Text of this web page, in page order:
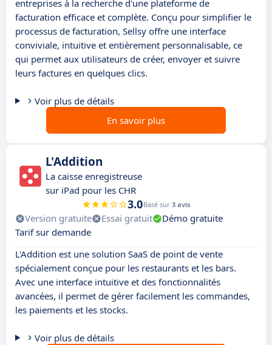
entreprises à la recherche d'une plateforme de
facturation efficace et complète. Conçu pour simplifier le
processus de facturation, Sellsy offre une interface
conviviale, intuitive et entièrement personnalisable, ce
qui permet aux utilisateurs de créer, envoyer et suivre
leurs factures en quelques clics.
Voir plus de détails
En savoir plus
L'Addition
La caisse enregistreuse
sur iPad pour les CHR
3.0Basé sur 3 avis
Version gratuite Essai gratuit
Démo gratuite
Tarif sur demande
L'Addition est une solution SaaS de point de vente
spécialement conçue pour les restaurants et les bars.
Avec une interface intuitive et des fonctionnalités
avancées, il permet de gérer facilement les commandes,
les paiements et les stocks.
Voir plus de détails